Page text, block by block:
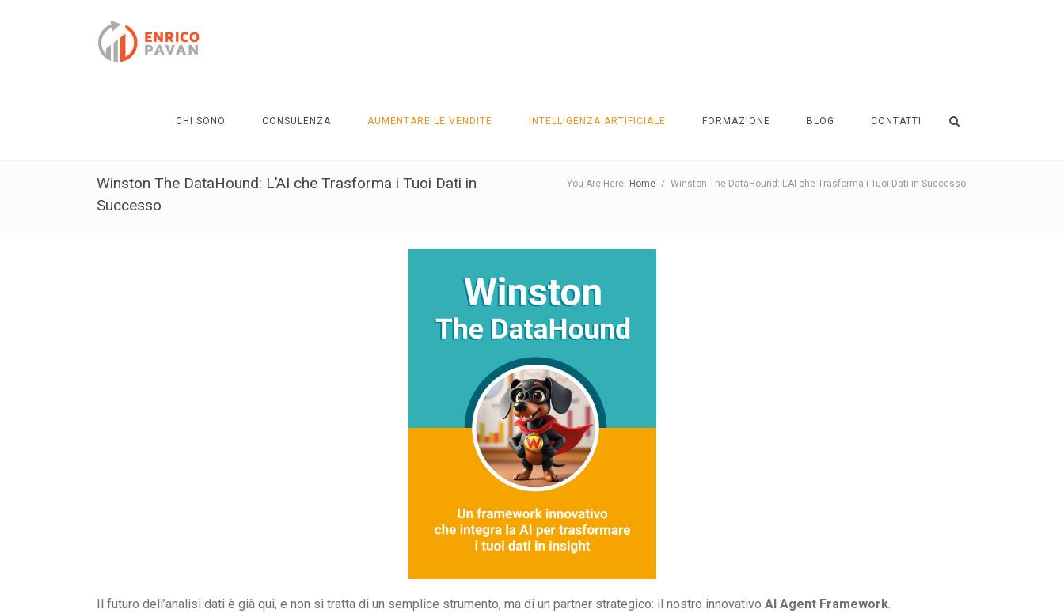
CHI SONO CONSULENZA AUMENTARE LE VENDITE INTELLIGENZA ARTIFICIALE FORMAZIONE BLOG CONTATTI
Winston The DataHound: L’AI che Trasforma i Tuoi Dati in
Successo
You Are Here: Home / Winston The DataHound: L’AI che Trasforma i Tuoi Dati in Successo
Il futuro dell’analisi dati è già qui, e non si tratta di un semplice strumento, ma di un partner strategico: il nostro innovativo AI Agent Framework.